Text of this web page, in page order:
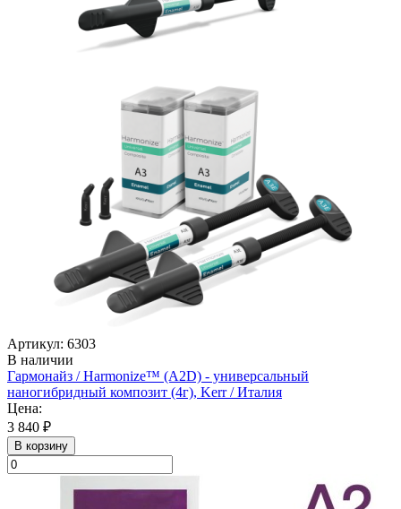
Артикул: 6303
В наличии
Гармонайз / Harmonize™ (А2D) - универсальный
наногибридный композит (4г), Kerr / Италия
Цена:
3 840 ₽
В корзину